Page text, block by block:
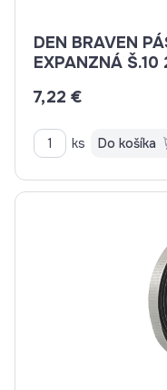
DEN BRAVEN
EXPANZNÁ
7,22 €
ks Do košíka